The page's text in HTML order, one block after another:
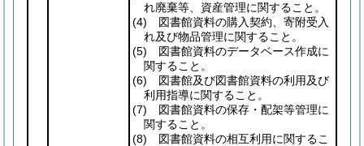
れ廃棄等、資産管理に関すること。
(4) 図書館資料の購入契約、寄附受入
れ及び物品管理に関すること。
(5) 図書館資料のデータベース作成に
関すること。
(6) 図書館及び図書館資料の利用及び
利用指導に関すること。
(7) 図書館資料の保存・配架等管理に
関すること。
(8) 図書館資料の相互利用に関するこ